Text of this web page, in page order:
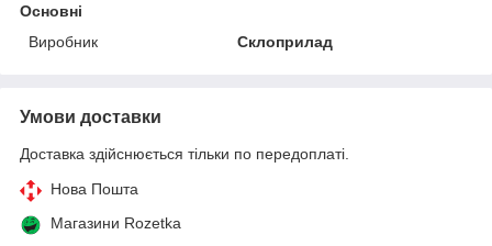
Основні
Виробник
Склоприлад
Умови доставки
Доставка здійснюється тільки по передоплаті.
Нова Пошта
Магазини Rozetka